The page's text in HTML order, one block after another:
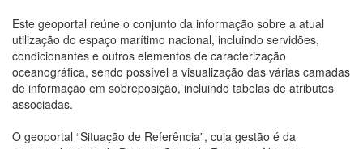
Este geoportal reúne o conjunto da informação sobre a atual
utilização do espaço marítimo nacional, incluindo servidões,
condicionantes e outros elementos de caracterização
oceanográfica, sendo possível a visualização das várias camadas
de informação em sobreposição, incluindo tabelas de atributos
associadas.
O geoportal “Situação de Referência”, cuja gestão é da